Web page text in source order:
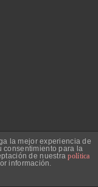
- Aviso Legal
la mejor experiencia de
consentimiento para la
de nuestrapolítica
información.